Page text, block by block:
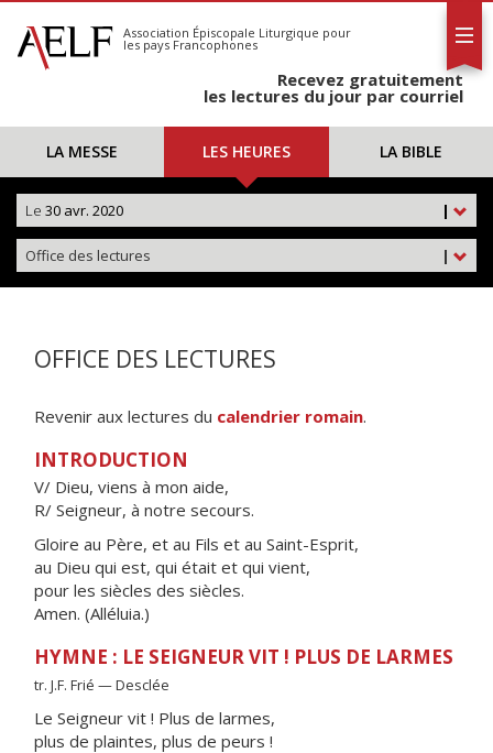
S'abonner
Calendrier
Association Épiscopale Liturgique pour
les pays Francophones
Recevez gratuitement
les lectures du jour par courriel
LA MESSE LES HEURES LA BIBLE
|
Le 30 avr. 2020
|
Office des lectures
OFFICE DES LECTURES
Revenir aux lectures du calendrier romain.
INTRODUCTION
V/ Dieu, viens à mon aide,
R/ Seigneur, à notre secours.
Gloire au Père, et au Fils et au Saint-Esprit,
au Dieu qui est, qui était et qui vient,
pour les siècles des siècles.
Amen. (Alléluia.)
HYMNE : LE SEIGNEUR VIT ! PLUS DE LARMES
tr. J.F. Frié — Desclée
Le Seigneur vit ! Plus de larmes,
plus de plaintes, plus de peurs !